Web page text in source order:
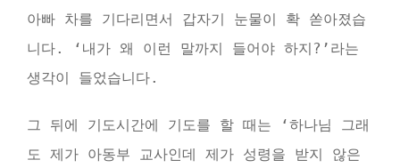
아빠 차를 기다리면서 갑자기 눈물이 확 쏟아졌습
니다. ‘내가 왜 이런 말까지 들어야 하지?’라는
생각이 들었습니다.
그 뒤에 기도시간에 기도를 할 때는 ‘하나님 그래
도 제가 아동부 교사인데 제가 성령을 받지 않은